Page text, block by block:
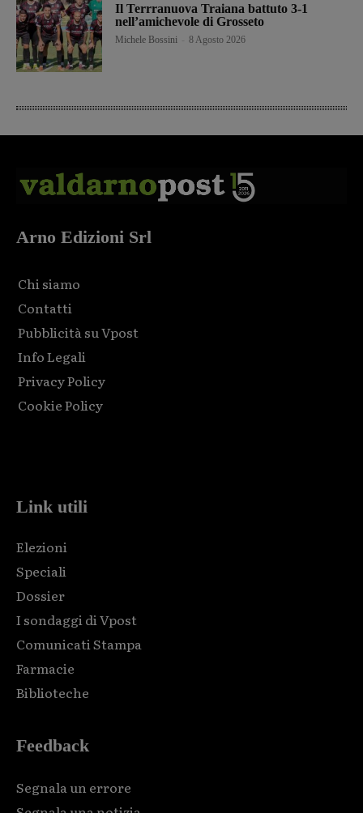
Il Terrranuova Traiana battuto 3-1
nell’amichevole di Grosseto
Michele Bossini 8 Agosto 2026
Arno Edizioni Srl
Chi siamo
Contatti
Pubblicità su Vpost
Info Legali
Privacy Policy
Cookie Policy
Link utili
Elezioni
Speciali
Dossier
I sondaggi di Vpost
Comunicati Stampa
Farmacie
Biblioteche
Feedback
Segnala un errore